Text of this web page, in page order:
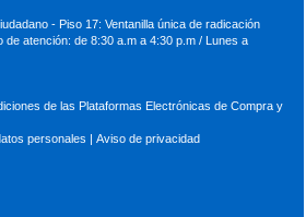
- Piso 17: Ventanilla única de radicación
atención: de 8:30 a.m a 4:30 p.m / Lunes a
de las Plataformas Electrónicas de Compra y
personales
Aviso de privacidad